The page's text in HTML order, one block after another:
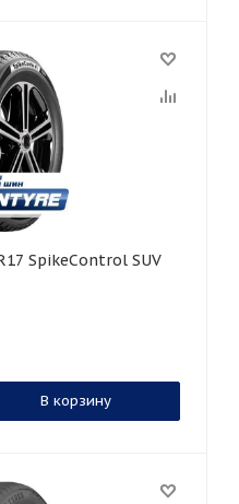
В корзину